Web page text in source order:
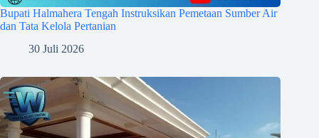
Bupati Halmahera Tengah Instruksikan Pemetaan Sumber Air
dan Tata Kelola Pertanian
30 Juli 2026